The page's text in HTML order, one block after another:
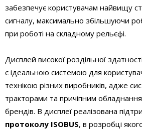
забезпечує користувачам найвищу
сигналу, максимально збільшуючи
при роботі на складному рельєфі.
Дисплей високої роздільної
є ідеальною системою для
технікою різних виробників, адже
тракторами та причіпним
брендів. В дисплеї реалізована
протоколу ISOBUS, в розробці